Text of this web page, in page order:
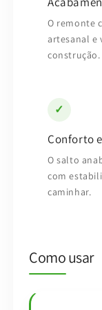
O remonte
artesanal e
construção.
✓
Conforto
O salto
com
caminhar.
Como usar